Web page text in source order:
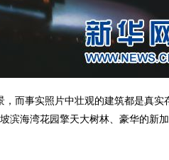
而事实照片中壮观的建筑都是真实
海湾花园擎天大树林、豪华的新